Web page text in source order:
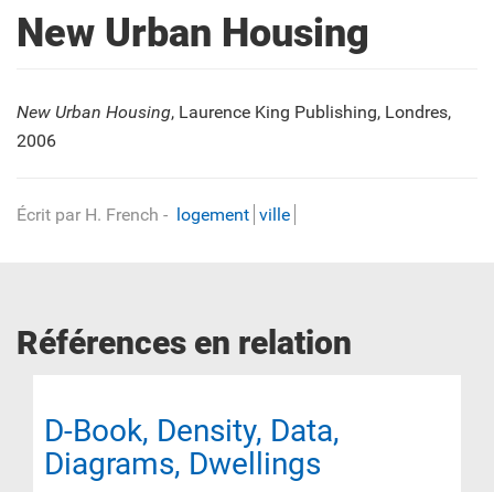
New Urban Housing
New Urban Housing, Laurence King Publishing, Londres,
2006
Écrit par H. French - logement ville
Références en relation
D-Book, Density, Data,
Diagrams, Dwellings